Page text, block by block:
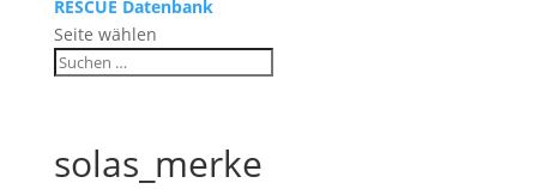
RESCUE Datenbank
Seite wählen
solas_merke